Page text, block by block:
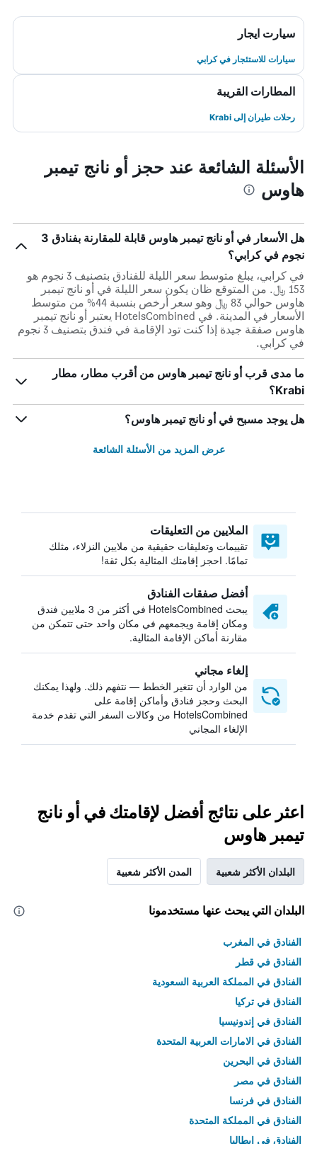
سيارت ايجار
سيارات للاستئجار في كرابي
المطارات القريبة
رحلات طيران إلى Krabi
الأسئلة الشائعة عند حجز أو نانج تيمبر
هاوس
هل الأسعار في أو نانج تيمبر هاوس قابلة للمقارنة بفنادق 3
نجوم في كرابي؟
في كرابي، يبلغ متوسط ​​سعر الليلة للفنادق بتصنيف 3 نجوم هو
153 ﷼. من المتوقع ظان يكون سعر الليلة في أو نانج تيمبر
هاوس حوالي 83 ﷼ وهو سعر أرخص بنسبة 44% من متوسط
الأسعار في المدينة. في HotelsCombined يعتبر أو نانج تيمبر
هاوس صفقة جيدة إذا كنت تود الإقامة في فندق بتصنيف 3 نجوم
في كرابي.
ما مدى قرب أو نانج تيمبر هاوس من أقرب مطار، مطار
Krabi؟
هل يوجد مسبح في أو نانج تيمبر هاوس؟
عرض المزيد من الأسئلة الشائعة
الملايين من التعليقات
تقييمات وتعليقات حقيقية من ملايين النزلاء، مثلك
تمامًا. احجز إقامتك المثالية بكل ثقة!
أفضل صفقات الفنادق
يبحث HotelsCombined في أكثر من 3 ملايين فندق
ومكان إقامة ويجمعهم في مكان واحد حتى تتمكن من
مقارنة أماكن الإقامة المثالية.
إلغاء مجاني
من الوارد أن تتغير الخطط — نتفهم ذلك. ولهذا يمكنك
البحث وحجز فنادق وأماكن إقامة على
HotelsCombined من وكالات السفر التي تقدم خدمة
الإلغاء المجاني
اعثر على نتائج أفضل لإقامتك في أو نانج
تيمبر هاوس
البلدان الأكثر شعبية المدن الأكثر شعبية
البلدان التي يبحث عنها مستخدمونا
الفنادق في المغرب
الفنادق في قطر
الفنادق في المملكة العربية السعودية
الفنادق في تركيا
الفنادق في إندونيسيا
الفنادق في الامارات العربية المتحدة
الفنادق في البحرين
الفنادق في مصر
الفنادق في فرنسا
الفنادق في المملكة المتحدة
الفنادق في إيطاليا